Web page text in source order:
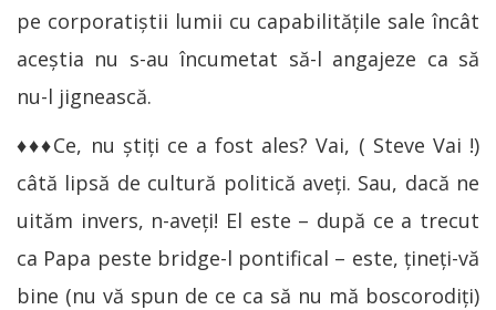
pe corporatiștii lumii cu capabilitățile sale încât
aceștia nu s-au încumetat să-l angajeze ca să
nu-l jignească.
♦♦♦Ce, nu știți ce a fost ales? Vai, ( Steve Vai !)
câtă lipsă de cultură politică aveți. Sau, dacă ne
uităm invers, n-aveți! El este – după ce a trecut
ca Papa peste bridge-l pontifical – este, țineți-vă
bine (nu vă spun de ce ca să nu mă boscorodiți)